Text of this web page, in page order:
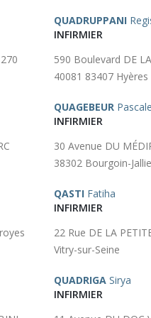
QUADRUPPANI
INFIRMIER
590 Boulevard DE
40081 83407 Hyères
QUAGEBEUR Pascale
INFIRMIER
30 Avenue DU
38302 Bourgoin-
QASTI Fatiha
INFIRMIER
22 Rue DE LA
Vitry-sur-Seine
QUADRIGA Sirya
INFIRMIER